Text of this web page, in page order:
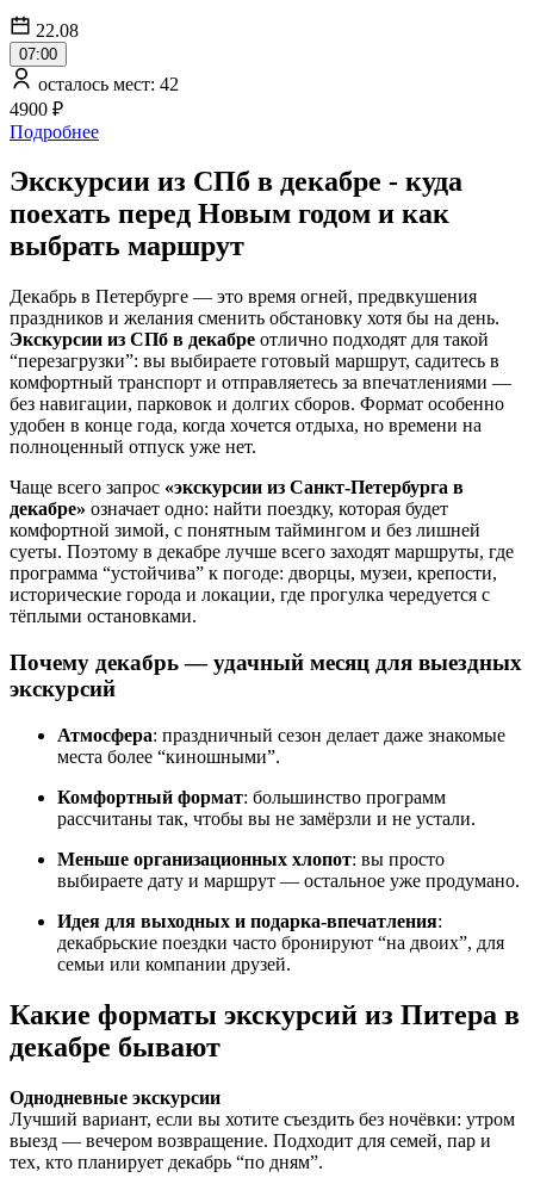
22.08
07:00
осталось мест: 42
4900 ₽
Подробнее
Экскурсии из СПб в декабре - куда
поехать перед Новым годом и как
выбрать маршрут
Декабрь в Петербурге — это время огней, предвкушения
праздников и желания сменить обстановку хотя бы на день.
Экскурсии из СПб в декабре отлично подходят для такой
“перезагрузки”: вы выбираете готовый маршрут, садитесь в
комфортный транспорт и отправляетесь за впечатлениями —
без навигации, парковок и долгих сборов. Формат особенно
удобен в конце года, когда хочется отдыха, но времени на
полноценный отпуск уже нет.
Чаще всего запрос «экскурсии из Санкт-Петербурга в
декабре» означает одно: найти поездку, которая будет
комфортной зимой, с понятным таймингом и без лишней
суеты. Поэтому в декабре лучше всего заходят маршруты, где
программа “устойчива” к погоде: дворцы, музеи, крепости,
исторические города и локации, где прогулка чередуется с
тёплыми остановками.
Почему декабрь — удачный месяц для выездных
экскурсий
Атмосфера: праздничный сезон делает даже знакомые
места более “киношными”.
Комфортный формат: большинство программ
рассчитаны так, чтобы вы не замёрзли и не устали.
Меньше организационных хлопот: вы просто
выбираете дату и маршрут — остальное уже продумано.
Идея для выходных и подарка-впечатления:
декабрьские поездки часто бронируют “на двоих”, для
семьи или компании друзей.
Какие форматы экскурсий из Питера в
декабре бывают
Однодневные экскурсии
Лучший вариант, если вы хотите съездить без ночёвки: утром
выезд — вечером возвращение. Подходит для семей, пар и
тех, кто планирует декабрь “по дням”.